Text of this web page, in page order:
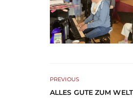
PREVIOUS
ALLES GUTE ZUM